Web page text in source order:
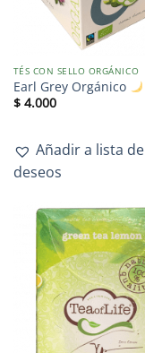
TÉS CON SELLO ORGÁNICO
Earl Grey Orgánico
$4.000
Añadir a lista de
deseos